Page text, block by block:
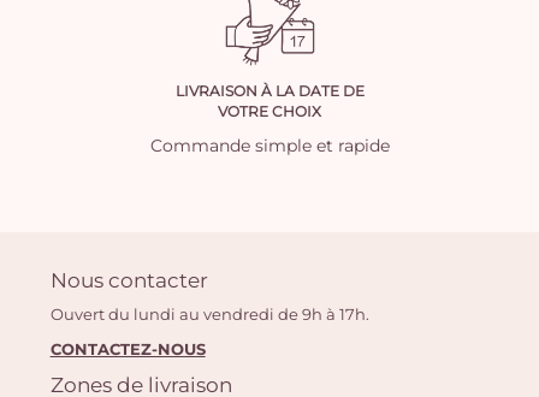
LIVRAISON À LA DATE DE
VOTRE CHOIX
Commande simple et rapide
Nous contacter
Ouvert du lundi au vendredi de 9h à 17h.
CONTACTEZ-NOUS
Zones de livraison